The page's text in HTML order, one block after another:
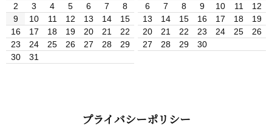
2
3 4 5 6 7
8
9
10 11 12 13 14
15
16
17 18 19 20 21
22
23
24 25 26 27 28
29
30
31
6
7 8 9 10 11
12
13
14 15 16 17 18
19
20
21 22 23 24 25
26
27
28 29 30
プライバシーポリシー